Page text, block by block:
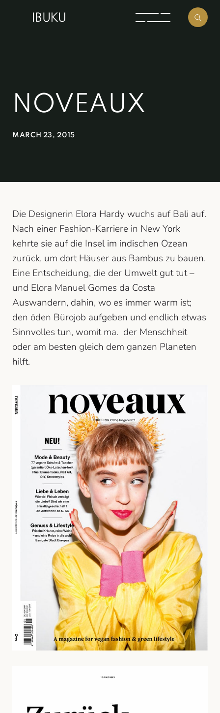
NOVEAUX
MARCH 23, 2015
Die Designerin Elora Hardy wuchs auf Bali auf.
Nach einer Fashion-Karriere in New York
kehrte sie auf die Insel im indischen Ozean
zurück, um dort Häuser aus Bambus zu bauen.
Eine Entscheidung, die der Umwelt gut tut –
und Elora Manuel Gomes da Costa
Auswandern, dahin, wo es immer warm ist;
den öden Bürojob aufgeben und endlich etwas
Sinnvolles tun, womit ma. der Menschheit
oder am besten gleich dem ganzen Planeten
hilft.